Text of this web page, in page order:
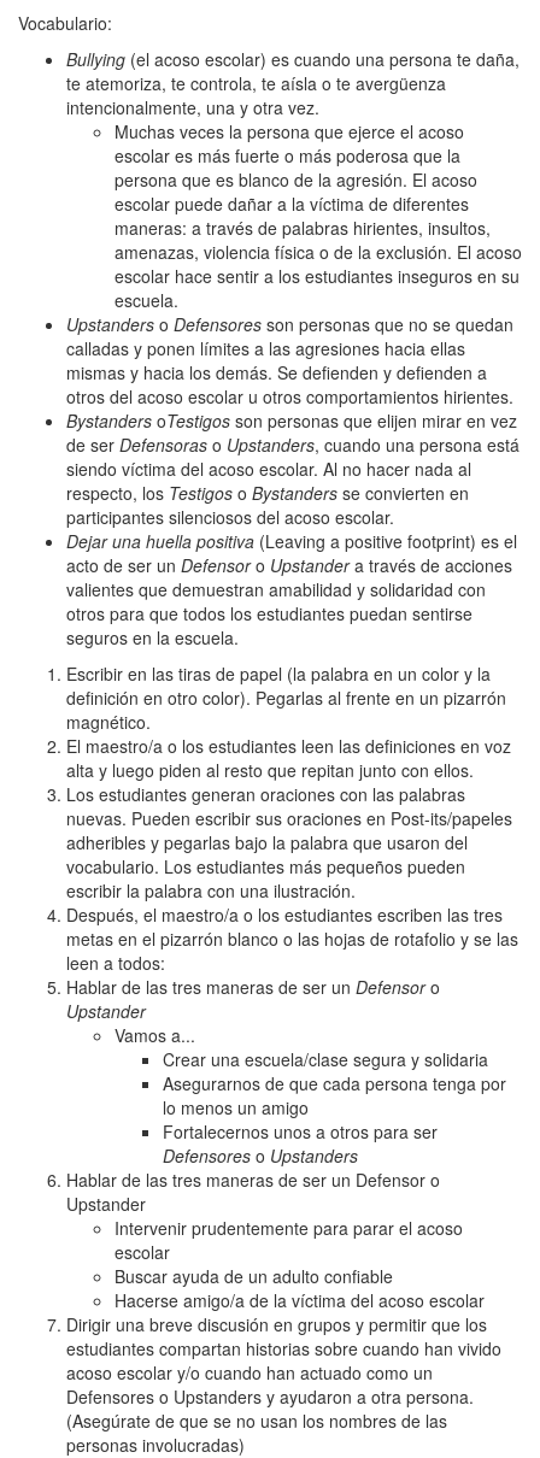
Vocabulario:
Bullying (el acoso escolar) es cuando una persona te daña,
te atemoriza, te controla, te aísla o te avergüenza
intencionalmente, una y otra vez.
Muchas veces la persona que ejerce el acoso
escolar es más fuerte o más poderosa que la
persona que es blanco de la agresión. El acoso
escolar puede dañar a la víctima de diferentes
maneras: a través de palabras hirientes, insultos,
amenazas, violencia física o de la exclusión. El acoso
escolar hace sentir a los estudiantes inseguros en su
escuela.
Upstanders o Defensores son personas que no se quedan
calladas y ponen límites a las agresiones hacia ellas
mismas y hacia los demás. Se defienden y defienden a
otros del acoso escolar u otros comportamientos hirientes.
Bystanders oTestigos son personas que elijen mirar en vez
de ser Defensoras o Upstanders, cuando una persona está
siendo víctima del acoso escolar. Al no hacer nada al
respecto, los Testigos o Bystanders se convierten en
participantes silenciosos del acoso escolar.
Dejar una huella positiva (Leaving a positive footprint) es el
acto de ser un Defensoro Upstandera través de acciones
valientes que demuestran amabilidad y solidaridad con
otros para que todos los estudiantes puedan sentirse
seguros en la escuela.
Escribir en las tiras de papel (la palabra en un color y la
definición en otro color). Pegarlas al frente en un pizarrón
magnético.
El maestro/a o los estudiantes leen las definiciones en voz
alta y luego piden al resto que repitan junto con ellos.
Los estudiantes generan oraciones con las palabras
nuevas. Pueden escribir sus oraciones en Post-its/papeles
adheribles y pegarlas bajo la palabra que usaron del
vocabulario. Los estudiantes más pequeños pueden
escribir la palabra con una ilustración.
Después, el maestro/a o los estudiantes escriben las tres
metas en el pizarrón blanco o las hojas de rotafolio y se las
leen a todos:
Hablar de las tres maneras de ser un Defensoro
Upstander
Vamos a...
Crear una escuela/clase segura y solidaria
Asegurarnos de que cada persona tenga por
lo menos un amigo
Fortalecernos unos a otros para ser
Defensores o Upstanders
Hablar de las tres maneras de ser un Defensor o
Upstander
Intervenir prudentemente para parar el acoso
escolar
Buscar ayuda de un adulto confiable
Hacerse amigo/a de la víctima del acoso escolar
Dirigir una breve discusión en grupos y permitir que los
estudiantes compartan historias sobre cuando han vivido
acoso escolar y/o cuando han actuado como un
Defensores o Upstanders y ayudaron a otra persona.
(Asegúrate de que se no usan los nombres de las
personas involucradas)